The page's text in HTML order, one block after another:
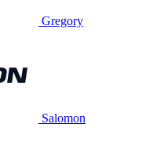
Gregory
Salomon